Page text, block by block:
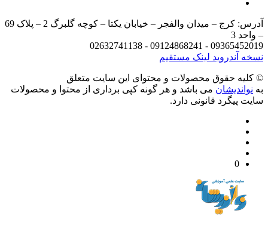
آدرس: کرج – میدان والفجر – خیابان یکتا – کوچه گلبرگ 2 – پلاک 69
3
09365452019 - 09124868241 -
آندرویدلینک مستقیم
حقوق محصولات و محتوای اين سایت متعلق
می باشد و هر گونه کپی برداری از محتوا و محصولات
پیگرد قانونی دارد.